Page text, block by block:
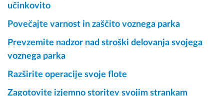
učinkovito
Povečajte varnost in zaščito voznega parka
Prevzemite nadzor nad stroški delovanja svojega
voznega parka
Razširite operacije svoje flote
Zagotovite izjemno storitev svojim strankam